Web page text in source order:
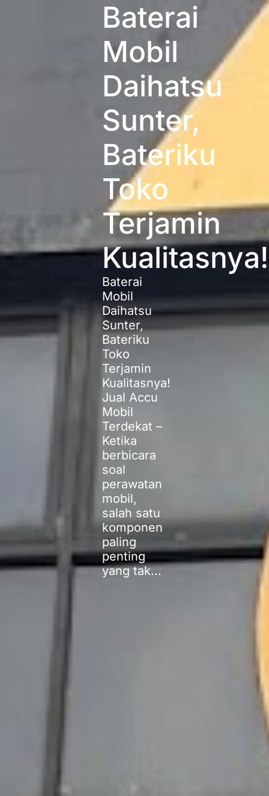
Baterai
Mobil
Daihatsu
Sunter,
Bateriku
Toko
Terjamin
Kualitasnya!
Baterai
Mobil
Daihatsu
Sunter,
Bateriku
Toko
Terjamin
Kualitasnya!
Jual Accu
Mobil
Terdekat –
Ketika
berbicara
soal
perawatan
mobil,
salah satu
komponen
paling
penting
yang tak...